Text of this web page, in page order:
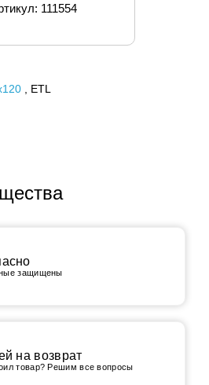
111554
, ETL
защищены
на возврат
товар? Решим все вопросы